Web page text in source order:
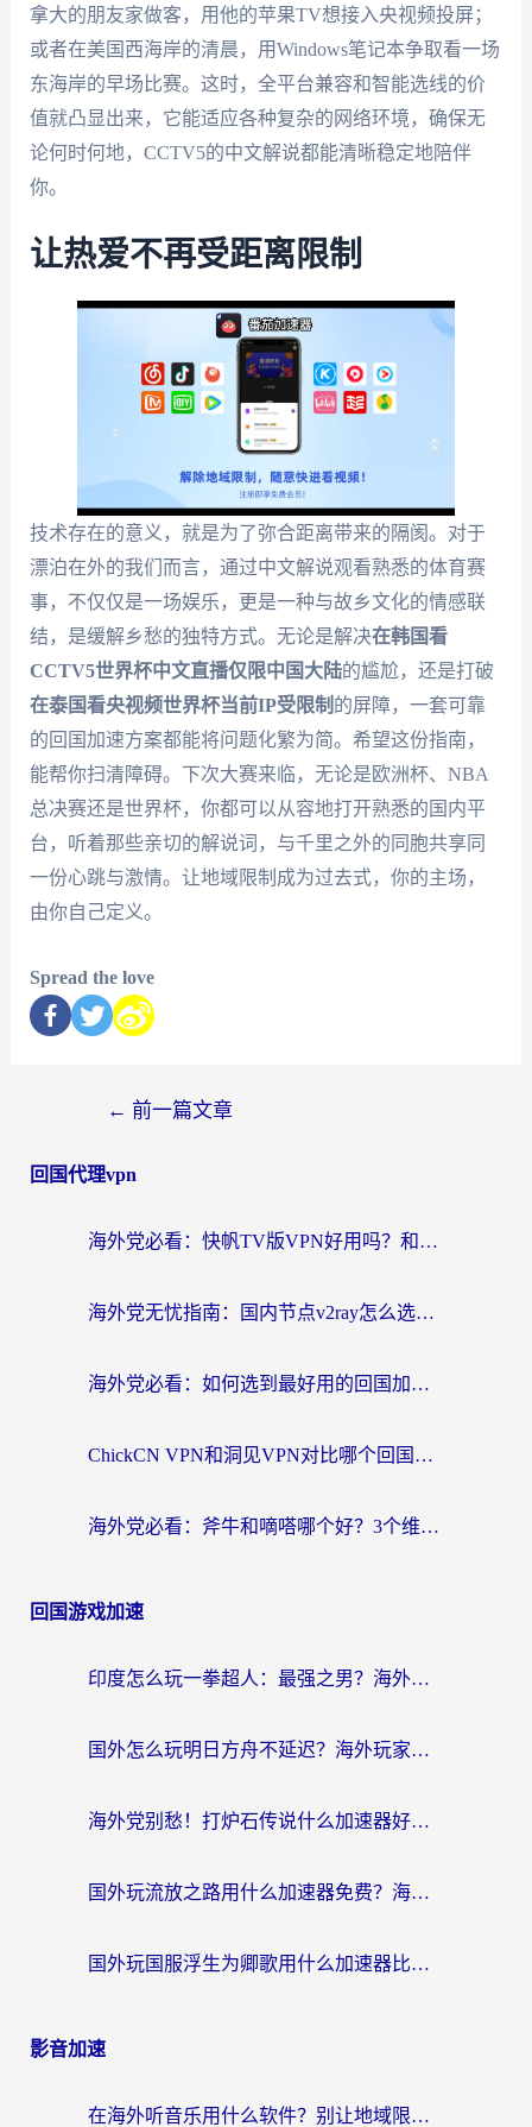
拿大的朋友家做客，用他的苹果TV想接入央视频投屏；
或者在美国西海岸的清晨，用Windows笔记本争取看一场
东海岸的早场比赛。这时，全平台兼容和智能选线的价
值就凸显出来，它能适应各种复杂的网络环境，确保无
论何时何地，CCTV5的中文解说都能清晰稳定地陪伴
你。
让热爱不再受距离限制
技术存在的意义，就是为了弥合距离带来的隔阂。对于
漂泊在外的我们而言，通过中文解说观看熟悉的体育赛
事，不仅仅是一场娱乐，更是一种与故乡文化的情感联
结，是缓解乡愁的独特方式。无论是解决在韩国看
CCTV5世界杯中文直播仅限中国大陆的尴尬，还是打破
在泰国看央视频世界杯当前IP受限制 的屏障，一套可靠
的回国加速方案都能将问题化繁为简。希望这份指南，
能帮你扫清障碍。下次大赛来临，无论是欧洲杯、NBA
总决赛还是世界杯，你都可以从容地打开熟悉的国内平
台，听着那些亲切的解说词，与千里之外的同胞共享同
一份心跳与激情。让地域限制成为过去式，你的主场，
由你自己定义。
Spread the love
← 前一篇文章
回国代理vpn
海外党必看：快帆TV版VPN好用吗？和快游VPN对比哪个回国效果更好？附实用避坑指南
海外党无忧指南：国内节点v2ray怎么选？一键回国VPN+多场景实测帮你避坑
海外党必看：如何选到最好用的回国加速器？从节点到售后的全维度指南
ChickCN VPN和洞见VPN对比哪个回国效果更好？海外党亲测3款加速器+避坑指南
海外党必看：斧牛和嘀嗒哪个好？3个维度教你选对回国加速器
回国游戏加速
印度怎么玩一拳超人：最强之男？海外党国服游戏加速避坑指南
国外怎么玩明日方舟不延迟？海外玩家国服游戏加速终极指南（附DNF梦幻诛仙解决方案）
海外党别愁！打炉石传说什么加速器好用？3个实用技巧解决国服游戏卡顿
国外玩流放之路用什么加速器免费？海外党亲测有效的国服游戏加速指南
国外玩国服浮生为卿歌用什么加速器比较好？海外党亲测不踩坑指南
影音加速
在海外听音乐用什么软件？别让地域限制断了你的华语歌单